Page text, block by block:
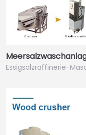
Essigsalzraffinerie-